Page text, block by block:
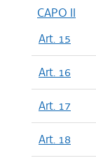
CAPO II
Art. 15
Art. 16
Art. 17
Art. 18